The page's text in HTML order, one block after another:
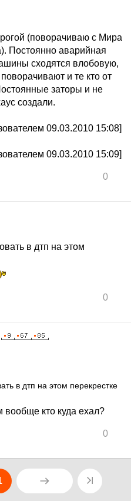
(поворачиваю с Мира
Постоянно аварийная
сходятся влобовую,
и те кто от
заторы и не
создали.
09.03.2010 15:08]
09.03.2010 15:09]
0
в дтп на этом
0
в дтп на этом перекрестке
кто куда ехал?
0